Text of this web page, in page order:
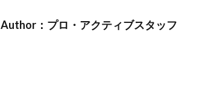
Author：プロ・アクティブスタッフ